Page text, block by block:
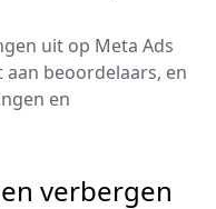
uit op Meta Ads
beoordelaars, en
en
verbergen